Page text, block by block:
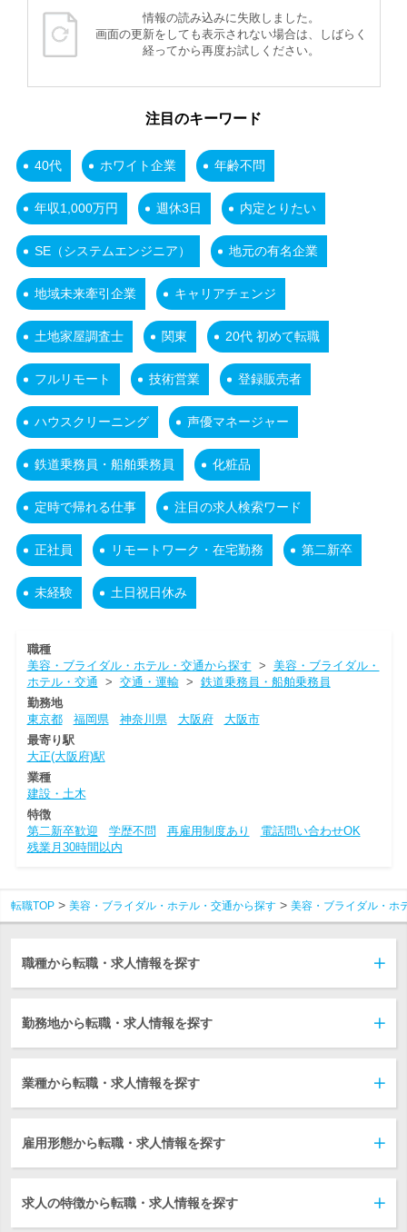
情報の読み込みに失敗しました。
画面の更新をしても表示されない場合は、しばらく
経ってから再度お試しください。
注目のキーワード
40代 ホワイト企業 年齢不問
年収1,000万円 週休3日 内定とりたい
SE（システムエンジニア） 地元の有名企業
地域未来牽引企業 キャリアチェンジ
土地家屋調査士 関東 20代 初めて転職
フルリモート 技術営業 登録販売者
ハウスクリーニング 声優マネージャー
鉄道乗務員・船舶乗務員 化粧品
定時で帰れる仕事 注目の求人検索ワード
正社員 リモートワーク・在宅勤務 第二新卒
未経験 土日祝日休み
職種
美容・ブライダル・ホテル・交通から探す > 美容・ブライダル・
ホテル・交通 > 交通・運輸> 鉄道乗務員・船舶乗務員
勤務地
東京都
福岡県 神奈川県 大阪府
大阪市
最寄り駅
大正(大阪府)駅
業種
建設・土木
特徴
第二新卒歓迎
学歴不問 再雇用制度あり
電話問い合わせOK
残業月30時間以内
転職TOP 美容・ブライダル・ホテル・交通から探す 美容・ブライダル・ホ
職種から転職・求人情報を探す
勤務地から転職・求人情報を探す
業種から転職・求人情報を探す
雇用形態から転職・求人情報を探す
求人の特徴から転職・求人情報を探す